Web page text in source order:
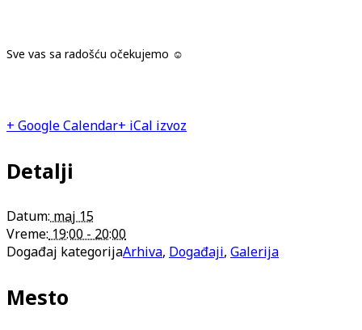
Sve vas sa radošću očekujemo ☺
+ Google Calendar+ iCal izvoz
Detalji
Datum: maj 15
Vreme: 19:00 - 20:00
Događaj kategorijaArhiva, Događaji, Galerija
Mesto